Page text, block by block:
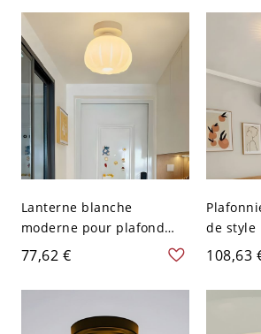
en bois massif - 110 V-120
V 17,78 cm
Lanterne blanche
moderne pour plafond
semi-encastré avec abat-
jour en plastique pour
usage résidentiel - 110 V-
77,62 €
de style
lumière
17,78 cm
108,63